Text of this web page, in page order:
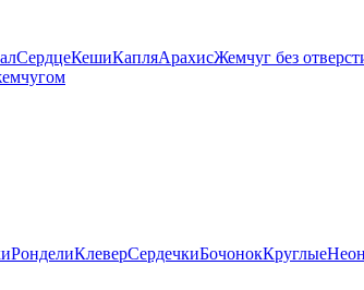
СердцеКешиКапляАрахисЖемчуг без
РонделиКлеверСердечкиБочонокКруглые